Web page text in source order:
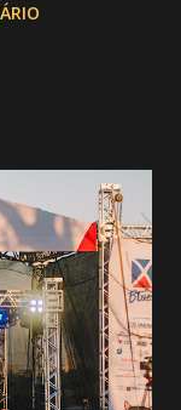
em Touros
companhia de
de nome:
por aí. Foto:
QUE
noites , entre
atrações gigantes
forró,
Leonardo